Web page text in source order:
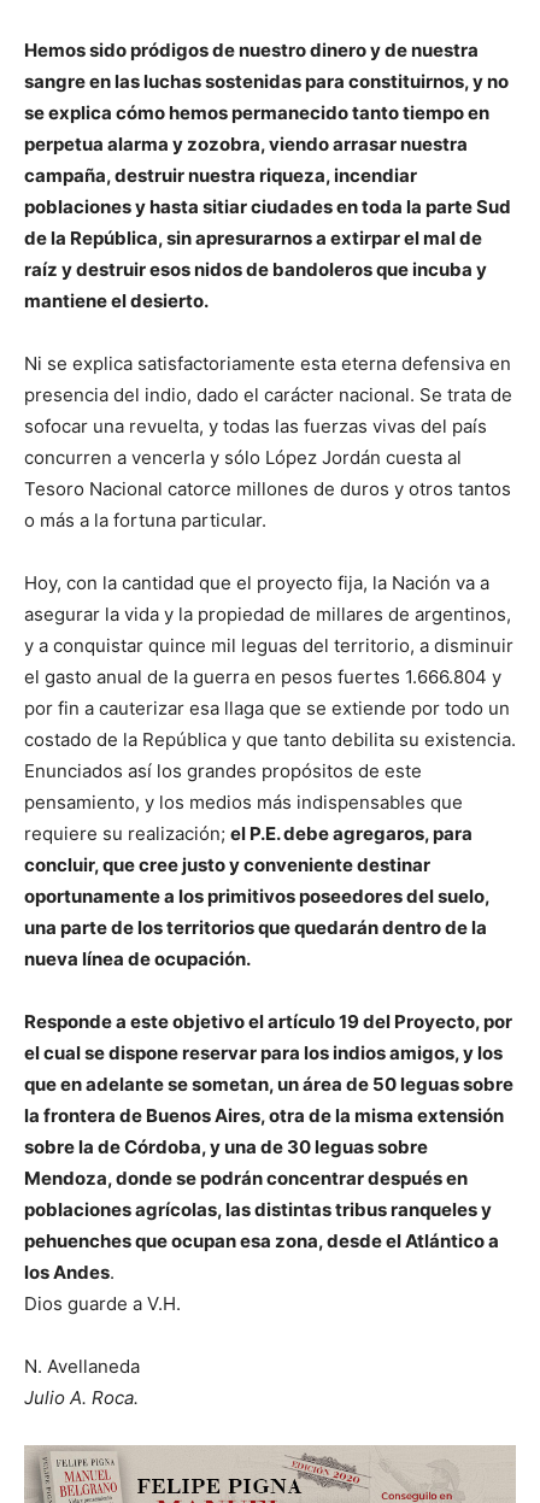
Hemos sido pródigos de nuestro dinero y de nuestra
sangre en las luchas sostenidas para constituirnos, y no
se explica cómo hemos permanecido tanto tiempo en
perpetua alarma y zozobra, viendo arrasar nuestra
campaña, destruir nuestra riqueza, incendiar
poblaciones y hasta sitiar ciudades en toda la parte Sud
de la República, sin apresurarnos a extirpar el mal de
raíz y destruir esos nidos de bandoleros que incuba y
mantiene el desierto.
Ni se explica satisfactoriamente esta eterna defensiva en
presencia del indio, dado el carácter nacional. Se trata de
sofocar una revuelta, y todas las fuerzas vivas del país
concurren a vencerla y sólo López Jordán cuesta al
Tesoro Nacional catorce millones de duros y otros tantos
o más a la fortuna particular.
Hoy, con la cantidad que el proyecto fija, la Nación va a
asegurar la vida y la propiedad de millares de argentinos,
y a conquistar quince mil leguas del territorio, a disminuir
el gasto anual de la guerra en pesos fuertes 1.666.804 y
por fin a cauterizar esa llaga que se extiende por todo un
costado de la República y que tanto debilita su existencia.
Enunciados así los grandes propósitos de este
pensamiento, y los medios más indispensables que
requiere su realización; el P.E. debe agregaros, para
concluir, que cree justo y conveniente destinar
oportunamente a los primitivos poseedores del suelo,
una parte de los territorios que quedarán dentro de la
nueva línea de ocupación.
Responde a este objetivo el artículo 19 del Proyecto, por
el cual se dispone reservar para los indios amigos, y los
que en adelante se sometan, un área de 50 leguas sobre
la frontera de Buenos Aires, otra de la misma extensión
sobre la de Córdoba, y una de 30 leguas sobre
Mendoza, donde se podrán concentrar después en
poblaciones agrícolas, las distintas tribus ranqueles y
pehuenches que ocupan esa zona, desde el Atlántico a
los Andes.
Dios guarde a V.H.
N. Avellaneda
Julio A. Roca.